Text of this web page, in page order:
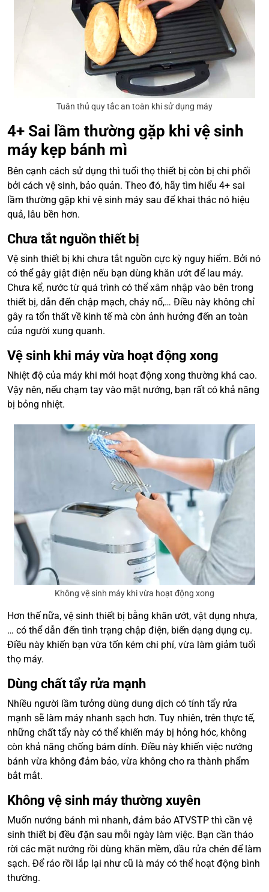
Tuân thủ quy tắc an toàn khi sử dụng máy
4+ Sai lầm thường gặp khi vệ sinh
máy kẹp bánh mì
Bên cạnh cách sử dụng thì tuổi thọ thiết bị còn bị chi phối
bởi cách vệ sinh, bảo quản. Theo đó, hãy tìm hiểu 4+ sai
lầm thường gặp khi vệ sinh máy sau để khai thác nó hiệu
quả, lâu bền hơn.
Chưa tắt nguồn thiết bị
Vệ sinh thiết bị khi chưa tắt nguồn cực kỳ nguy hiểm. Bởi nó
có thể gây giật điện nếu bạn dùng khăn ướt để lau máy.
Chưa kể, nước từ quá trình có thể xâm nhập vào bên trong
thiết bị, dẫn đến chập mạch, cháy nổ,… Điều này không chỉ
gây ra tổn thất về kinh tế mà còn ảnh hưởng đến an toàn
của người xung quanh.
Vệ sinh khi máy vừa hoạt động xong
Nhiệt độ của máy khi mới hoạt động xong thường khá cao.
Vậy nên, nếu chạm tay vào mặt nướng, bạn rất có khả năng
bị bỏng nhiệt.
Không vệ sinh máy khi vừa hoạt động xong
Hơn thế nữa, vệ sinh thiết bị bằng khăn ướt, vật dụng nhựa,
… có thể dẫn đến tình trạng chập điện, biến dạng dụng cụ.
Điều này khiến bạn vừa tốn kém chi phí, vừa làm giảm tuổi
thọ máy.
Dùng chất tẩy rửa mạnh
Nhiều người lầm tưởng dùng dung dịch có tính tẩy rửa
mạnh sẽ làm máy nhanh sạch hơn. Tuy nhiên, trên thực tế,
những chất tẩy này có thể khiến máy bị hỏng hóc, không
còn khả năng chống bám dính. Điều này khiến việc nướng
bánh vừa không đảm bảo, vừa không cho ra thành phẩm
bắt mắt.
Không vệ sinh máy thường xuyên
Muốn nướng bánh mì nhanh, đảm bảo ATVSTP thì cần vệ
sinh thiết bị đều đặn sau mỗi ngày làm việc. Bạn cần tháo
rời các mặt nướng rồi dùng khăn mềm, dầu rửa chén để làm
sạch. Để ráo rồi lắp lại như cũ là máy có thể hoạt động bình
thường.